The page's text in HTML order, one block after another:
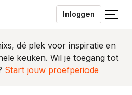
Inloggen
S
u
i
dé plek voor inspiratie en
keuken. Wil je toegang tot
Start jouw proefperiode